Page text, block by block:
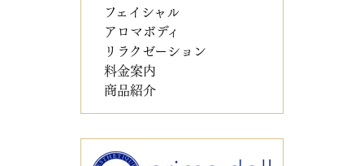
フェイシャル
アロマボディ
リラクゼーション
料金案内
商品紹介